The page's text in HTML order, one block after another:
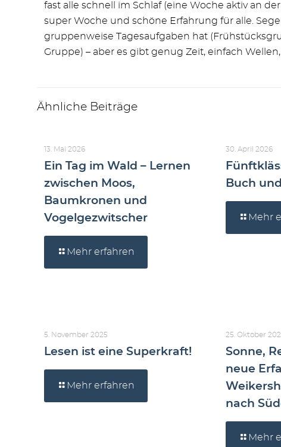
fast alle schnell im Schlaf (eine Woche aktiv an
super Woche und schöne Erfahrung für alle.
gruppenweise Tagesaufgaben hat
Gruppe) – aber es gibt genug Zeit, einfach
Ähnliche Beiträge
13. Mai 2026
Ein Tag im Wald – Lernen
zwischen Moos,
Baumkronen und
Vogelgezwitscher
Mehr erfahren
30. April 2026
Buch
Mehr
5. November 2025
Lesen ist eine Superkraft!
Mehr erfahren
25. Oktober
Sonne,
neue
nach
Mehr